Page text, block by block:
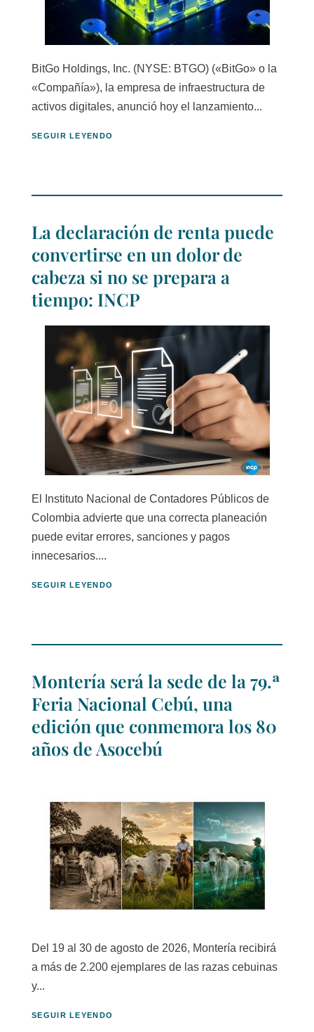
BitGo Holdings, Inc. (NYSE: BTGO) («BitGo» o la
«Compañía»), la empresa de infraestructura de
activos digitales, anunció hoy el lanzamiento...
SEGUIR LEYENDO
La declaración de renta puede
convertirse en un dolor de
cabeza si no se prepara a
tiempo: INCP
El Instituto Nacional de Contadores Públicos de
Colombia advierte que una correcta planeación
puede evitar errores, sanciones y pagos
innecesarios....
SEGUIR LEYENDO
Montería será la sede de la 79.ª
Feria Nacional Cebú, una
edición que conmemora los 80
años de Asocebú
Del 19 al 30 de agosto de 2026, Montería recibirá
a más de 2.200 ejemplares de las razas cebuinas
y...
SEGUIR LEYENDO